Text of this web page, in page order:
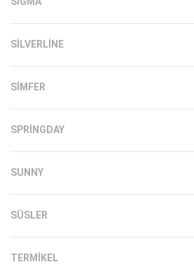
SILVERLINE
SIMFER
SPRINGDAY
SUNNY
SÜSLER
TERMIKEL